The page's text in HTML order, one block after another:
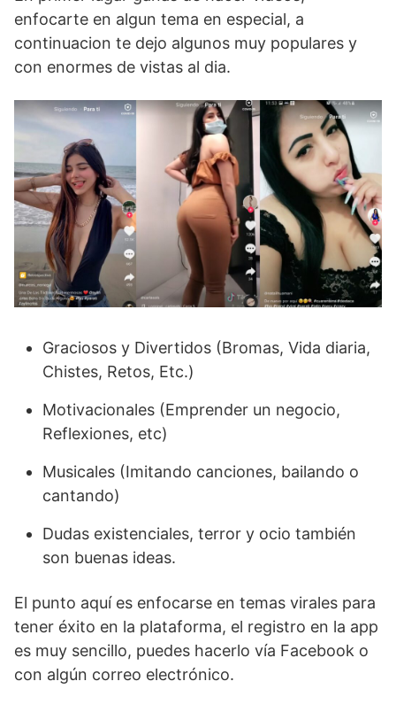
enfocarte en algun tema en especial, a
continuacion te dejo algunos muy populares y
con enormes de vistas al dia.
Graciosos y Divertidos (Bromas, Vida diaria,
Chistes, Retos, Etc.)
Motivacionales (Emprender un negocio,
Reflexiones, etc)
Musicales (Imitando canciones, bailando o
cantando)
Dudas existenciales, terror y ocio también
son buenas ideas.
El punto aquí es enfocarse en temas virales para
tener éxito en la plataforma, el registro en la app
es muy sencillo, puedes hacerlo vía Facebook o
con algún correo electrónico.